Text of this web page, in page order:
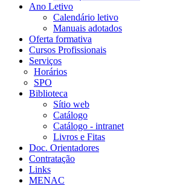
Ano Letivo
Calendário letivo
Manuais adotados
Oferta formativa
Cursos Profissionais
Serviços
Horários
SPO
Biblioteca
Sítio web
Catálogo
Catálogo - intranet
Livros e Fitas
Doc. Orientadores
Contratação
Links
MENAC